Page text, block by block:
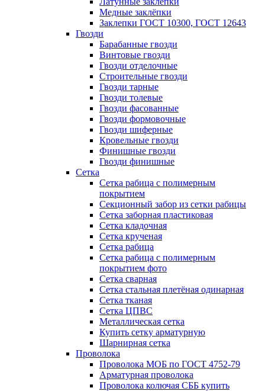
Медные заклёпки
Заклепки ГОСТ 10300, ГОСТ 12643
Гвозди
Барабанные гвозди
Винтовые гвозди
Гвозди отделочные
Строительные гвозди
Гвозди тарные
Гвозди толевые
Гвозди фасованные
Гвозди формовочные
Гвозди шиферные
Кровельные гвозди
Финишные гвозди
Гвозди финишные
Сетка
Сетка рабица с полимерным
покрытием
Секционный забор из сетки рабицы
Сетка заборная пластиковая
Сетка кладочная
Сетка крученая
Сетка рабица
Сетка рабица с полимерным
покрытием фото
Сетка сварная
Сетка стальная плетёная одинарная
Сетка тканая
Сетка ЦПВС
Металлическая сетка
Купить сетку арматурную
Шарнирная сетка
Проволока
Проволока МОБ по ГОСТ 4752-79
Арматурная проволока
Проволока колючая СББ купить